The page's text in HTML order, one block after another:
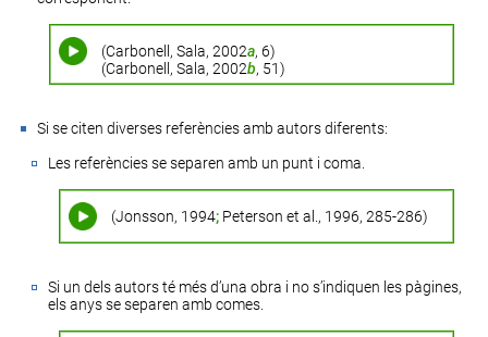
(Carbonell, Sala, 2002a, 6)
(Carbonell, Sala, 2002b, 51)
Si se citen diverses referències amb autors diferents:
Les referències se separen amb un punt i coma.
(Jonsson, 1994; Peterson et al., 1996, 285-286)
Si un dels autors té més d’una obra i no s’indiquen les pàgines,
els anys se separen amb comes.